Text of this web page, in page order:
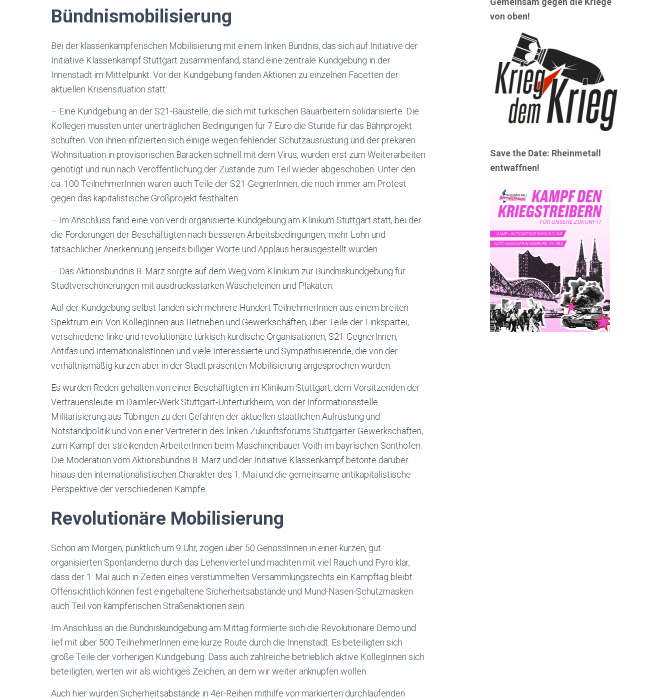
Bündnismobilisierung
Bei der klassenkämpferischen Mobilisierung mit einem linken Bündnis, das sich auf Initiative der
Initiative Klassenkampf Stuttgart zusammenfand, stand eine zentrale Kundgebung in der
Innenstadt im Mittelpunkt. Vor der Kundgebung fanden Aktionen zu einzelnen Facetten der
aktuellen Krisensituation statt:
– Eine Kundgebung an der S21-Baustelle, die sich mit türkischen Bauarbeitern solidarisierte. Die
Kollegen mussten unter unerträglichen Bedingungen für 7 Euro die Stunde für das Bahnprojekt
schuften. Von ihnen infizierten sich einige wegen fehlender Schutzausrüstung und der prekären
Wohnsituation in provisorischen Baracken schnell mit dem Virus, wurden erst zum Weiterarbeiten
genötigt und nun nach Veröffentlichung der Zustände zum Teil wieder abgeschoben. Unter den
ca. 100 TeilnehmerInnen waren auch Teile der S21-GegnerInnen, die noch immer am Protest
gegen das kapitalistische Großprojekt festhalten.
– Im Anschluss fand eine von ver.di organisierte Kundgebung am Klinikum Stuttgart statt, bei der
die Forderungen der Beschäftigten nach besseren Arbeitsbedingungen, mehr Lohn und
tatsächlicher Anerkennung jenseits billiger Worte und Applaus herausgestellt wurden.
– Das Aktionsbündnis 8. März sorgte auf dem Weg vom Klinikum zur Bündniskundgebung für
Stadtverschönerungen mit ausdrucksstarken Wäscheleinen und Plakaten.
Auf der Kundgebung selbst fanden sich mehrere Hundert TeilnehmerInnen aus einem breiten
Spektrum ein: Von KollegInnen aus Betrieben und Gewerkschaften, über Teile der Linkspartei,
verschiedene linke und revolutionäre türkisch-kurdische Organisationen, S21-GegnerInnen,
Antifas und InternationalistInnen und viele Interessierte und Sympathisierende, die von der
verhältnismäßig kurzen aber in der Stadt präsenten Mobilisierung angesprochen wurden.
Es wurden Reden gehalten von einer Beschäftigten im Klinikum Stuttgart, dem Vorsitzenden der
Vertrauensleute im Daimler-Werk Stuttgart-Untertürkheim, von der Informationsstelle
Militarisierung aus Tübingen zu den Gefahren der aktuellen staatlichen Aufrüstung und
Notstandpolitik und von einer Vertreterin des linken Zukunftsforums Stuttgarter Gewerkschaften,
zum Kampf der streikenden ArbeiterInnen beim Maschinenbauer Voith im bayrischen Sonthofen.
Die Moderation vom Aktionsbündnis 8. März und der Initiative Klassenkampf betonte darüber
hinaus den internationalistischen Charakter des 1. Mai und die gemeinsame antikapitalistische
Perspektive der verschiedenen Kämpfe.
Revolutionäre Mobilisierung
Schon am Morgen, pünktlich um 9 Uhr, zogen über 50 GenossInnen in einer kurzen, gut
organisierten Spontandemo durch das Lehenviertel und machten mit viel Rauch und Pyro klar,
dass der 1. Mai auch in Zeiten eines verstümmelten Versammlungsrechts ein Kampftag bleibt.
Offensichtlich können fest eingehaltene Sicherheitsabstände und Mund-Nasen-Schutzmasken
auch Teil von kämpferischen Straßenaktionen sein.
Im Anschluss an die Bündniskundgebung am Mittag formierte sich die Revolutionäre Demo und
lief mit über 500 TeilnehmerInnen eine kurze Route durch die Innenstadt. Es beteiligten sich
große Teile der vorherigen Kundgebung. Dass auch zahlreiche betrieblich aktive KollegInnen sich
beteiligten, werten wir als wichtiges Zeichen, an dem wir weiter anknüpfen wollen.
Auch hier wurden Sicherheitsabstände in 4er-Reihen mithilfe von markierten durchlaufenden
von oben!
Save the Date: Rheinmetall
entwaffnen!